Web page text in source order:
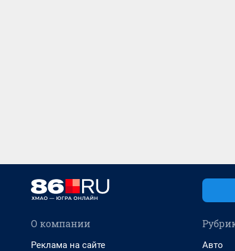
О компании
Реклама на сайте
Авто